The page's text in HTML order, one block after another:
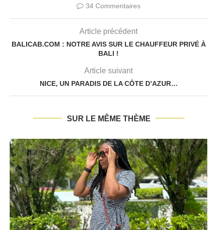
fenêtre)fenêtre)
34 Commentaires
Article précédent
BALICAB.COM : NOTRE AVIS SUR LE CHAUFFEUR PRIVÉ À
BALI !
Article suivant
NICE, UN PARADIS DE LA CÔTE D’AZUR…
SUR LE MÊME THÈME